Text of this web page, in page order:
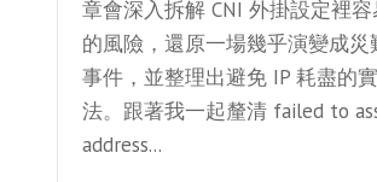
章會深入拆解 CNI 外掛設定裡
的風險，還原一場幾乎演變成災
事件，並整理出避免 IP 耗盡的
法。跟著我一起釐清 failed to
address...